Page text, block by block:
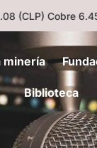
(CLP)Cobre 6.45
minería
Biblioteca